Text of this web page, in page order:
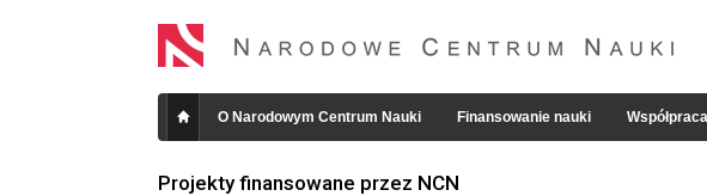
O Narodowym Centrum Nauki Finansowanie nauki
Projekty finansowane przez NCN